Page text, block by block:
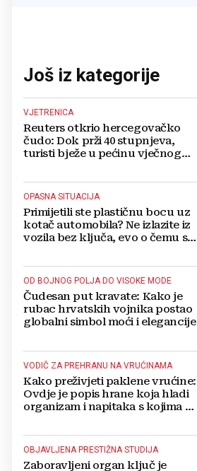
Još iz kategorije
VJETRENICA
Reuters otkrio hercegovačko
čudo: Dok prži 40 stupnjeva,
turisti bježe u pećinu vječnog
OPASNA SITUACIJA
Primijetili ste plastičnu bocu uz
kotač automobila? Ne izlazite iz
vozila bez ključa, evo o čemu se
OD BOJNOG POLJA DO VISOKE MODE
Čudesan put kravate: Kako je
rubac hrvatskih vojnika postao
globalni simbol moći i elegancije
VODIČ ZA PREHRANU NA VRUĆINAMA
Kako preživjeti paklene vrućine:
Ovdje je popis hrane koja hladi
organizam i napitaka s kojima si
OBJAVLJENA PRESTIŽNA STUDIJA
Zaboravljeni organ ključ je